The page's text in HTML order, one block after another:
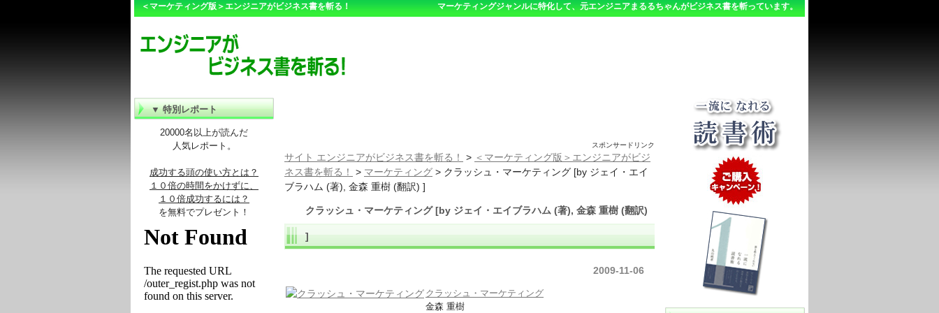
＜マーケティング版＞エンジニアがビジネス書を斬る！ マーケティングジャンルに特化して、元エンジニアまるるちゃんがビジネス書を斬っています。
スポンサードリンク
サイト エンジニアがビジネス書を斬る！ > ＜マーケティング版＞エンジニアがビジ
ネス書を斬る！
> マーケティング > クラッシュ・マーケティング [by ジェイ・エイ
ブラハム (著), 金森 重樹 (翻訳) ]
クラッシュ・マーケティング [by ジェイ・エイブラハム (著), 金森 重樹 (翻訳)
]
2009-11-06
クラッシュ・マーケティング
金森 重樹
▼ 特別レポート
20000名以上が読んだ
人気レポート。
成功する頭の使い方とは？
１０倍の時間をかけずに、
１０倍成功するには？
を無料でプレゼント！